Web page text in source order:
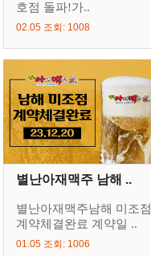
호점 돌파!가..
02.05 조회: 1008
별난아재맥주 남해 ..
별난아재맥주남해 미조점
계약체결완료 계약일 ..
01.05 조회: 1006